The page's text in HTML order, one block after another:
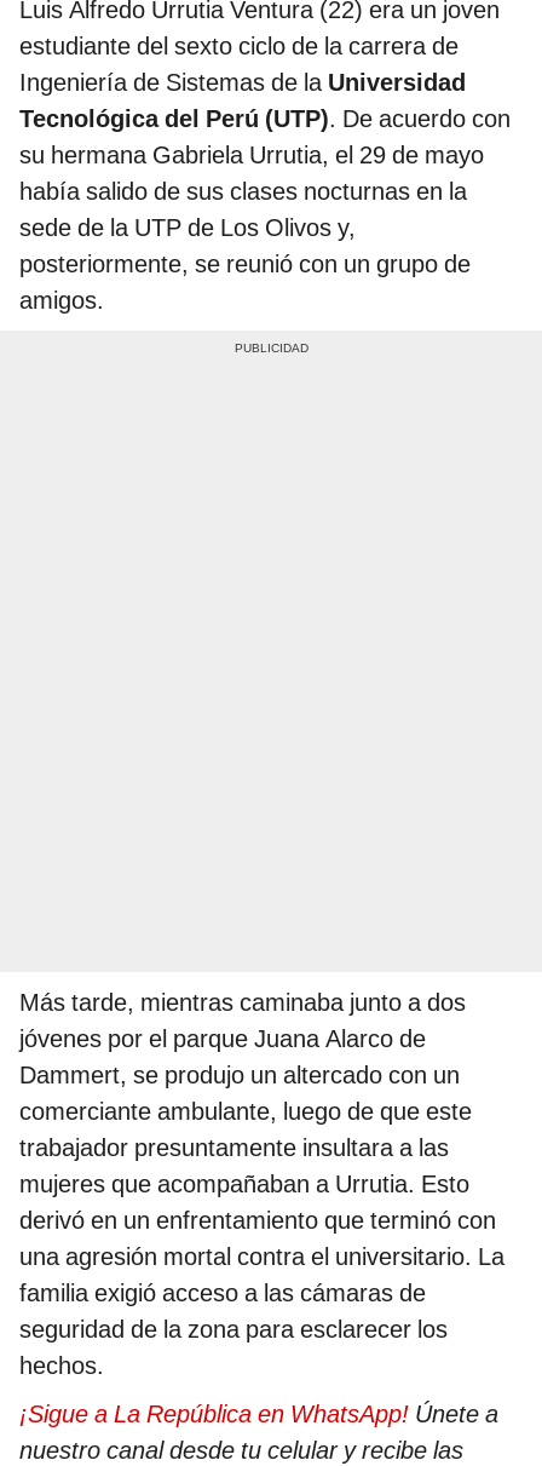
Luis Alfredo Urrutia Ventura (22) era un joven
estudiante del sexto ciclo de la carrera de
Ingeniería de Sistemas de la Universidad
Tecnológica del Perú (UTP). De acuerdo con
su hermana Gabriela Urrutia, el 29 de mayo
había salido de sus clases nocturnas en la
sede de la UTP de Los Olivos y,
posteriormente, se reunió con un grupo de
amigos.
Más tarde, mientras caminaba junto a dos
jóvenes por el parque Juana Alarco de
Dammert, se produjo un altercado con un
comerciante ambulante, luego de que este
trabajador presuntamente insultara a las
mujeres que acompañaban a Urrutia. Esto
derivó en un enfrentamiento que terminó con
una agresión mortal contra el universitario. La
familia exigió acceso a las cámaras de
seguridad de la zona para esclarecer los
hechos.
¡Sigue a La República en WhatsApp! Únete a
nuestro canal desde tu celular y recibe las